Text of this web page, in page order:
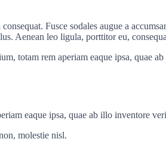
Fusce sodales augue a
Aenean leo ligula, porttitor eu,
totam rem aperiam eaque ipsa, quae
eaque ipsa, quae ab illo inventore
molestie nisl.